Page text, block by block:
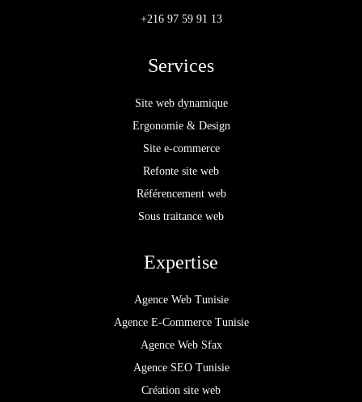
+216 97 59 91 13
Services
Site web dynamique
Ergonomie & Design
Site e-commerce
Refonte site web
Référencement web
Sous traitance web
Expertise
Agence Web Tunisie
Agence E-Commerce Tunisie
Agence Web Sfax
Agence SEO Tunisie
Création site web